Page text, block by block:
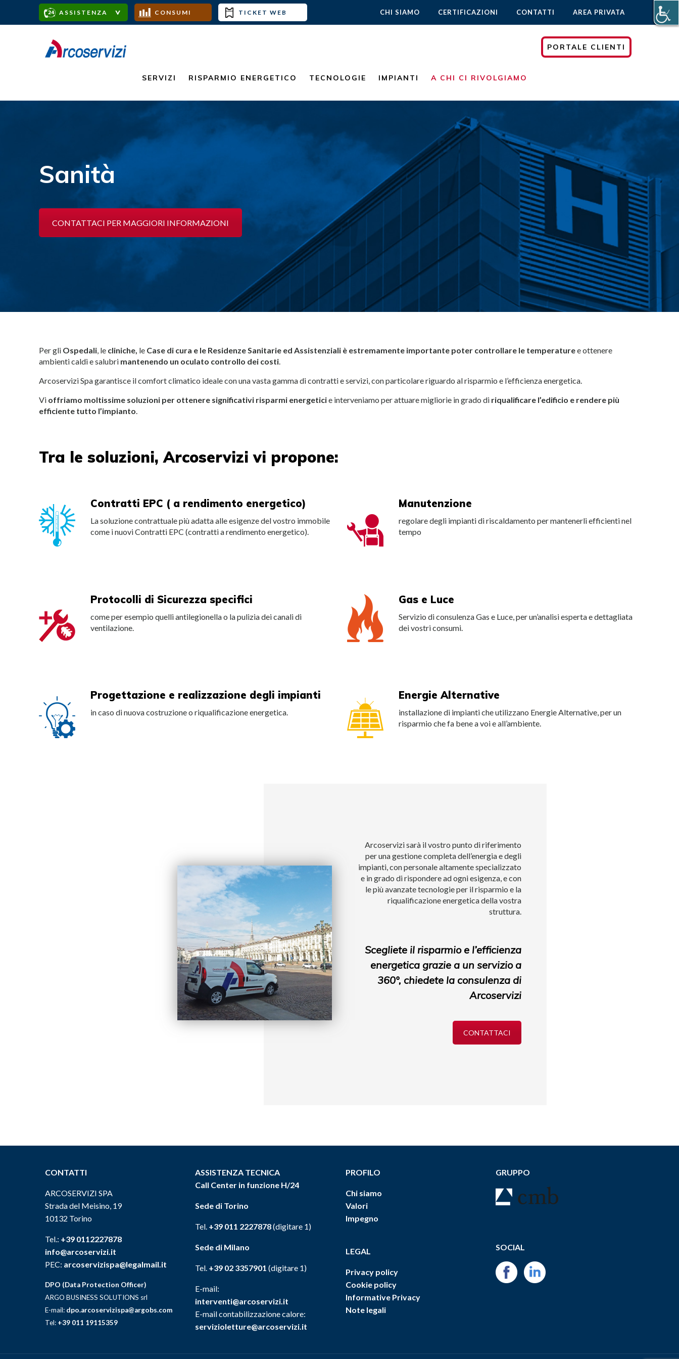
ASSISTENZA CONSUMI TICKET WEB CHI SIAMO CERTIFICAZIONI CONTATTI AREA PRIVATA
SERVIZI RISPARMIO ENERGETICO TECNOLOGIE IMPIANTI A CHI CI RIVOLGIAMO
PORTALE CLIENTI
Sanità
CONTATTACI PER MAGGIORI INFORMAZIONI
Per gli Ospedali, le cliniche, le Case di cura e le Residenze Sanitarie ed Assistenziali è estremamente importante poter controllare le temperaturee ottenere
ambienti caldi e salubri mantenendo un oculato controllo dei costi.
Arcoservizi Spa garantisce il comfort climatico ideale con una vasta gamma di contratti e servizi, con particolare riguardo al risparmio e l’efficienza energetica.
Vi offriamo moltissime soluzioni per ottenere significativi risparmi energeticie interveniamo per attuare migliorie in grado di riqualificare l’edificio e rendere più
efficiente tutto l’impianto.
Tra le soluzioni, Arcoservizi vi propone:
Contratti EPC ( a rendimento energetico)
La soluzione contrattuale più adatta alle esigenze del vostro immobile
come i nuovi Contratti EPC (contratti a rendimento energetico).
Manutenzione
regolare degli impianti di riscaldamento per mantenerli efficienti nel
tempo
Protocolli di Sicurezza specifici
come per esempio quelli antilegionella o la pulizia dei canali di
ventilazione.
Gas e Luce
Servizio di consulenza Gas e Luce, per un’analisi esperta e dettagliata
dei vostri consumi.
Progettazione e realizzazione degli impianti
in caso di nuova costruzione o riqualificazione energetica.
Energie Alternative
installazione di impianti che utilizzano Energie Alternative, per un
risparmio che fa bene a voi e all’ambiente.
Arcoservizi sarà il vostro punto di riferimento
per una gestione completa dell’energia e degli
impianti, con personale altamente specializzato
e in grado di rispondere ad ogni esigenza, e con
le più avanzate tecnologie per il risparmio e la
riqualificazione energetica della vostra
struttura.
Scegliete il risparmio e l’efficienza
energetica grazie a un servizio a
360°, chiedete la consulenza di
Arcoservizi
CONTATTACI
CONTATTI
ARCOSERVIZI SPA
Strada del Meisino, 19
10132 Torino
Tel.: +39 0112227878
info@arcoservizi.it
PEC: arcoservizispa@legalmail.it
DPO (Data Protection Officer)
ARGO BUSINESS SOLUTIONS srl
E-mail: dpo.arcoservizispa@argobs.com
Tel: +39 011 19115359
ASSISTENZA TECNICA
Call Center in funzione H/24
Sede di Torino
Tel. +39 011 2227878(digitare 1)
Sede di Milano
Tel. +39 02 3357901 (digitare 1)
E-mail:
interventi@arcoservizi.it
E-mail contabilizzazione calore:
servizioletture@arcoservizi.it
PROFILO
Chi siamo
Valori
Impegno
LEGAL
Privacy policy
Cookie policy
Informative Privacy
Note legali
GRUPPO
SOCIAL